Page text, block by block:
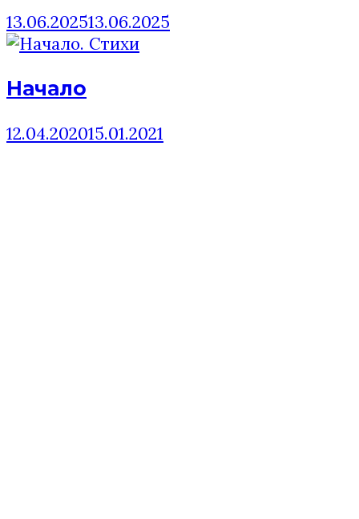
13.06.202513.06.2025
Начало
12.04.202015.01.2021